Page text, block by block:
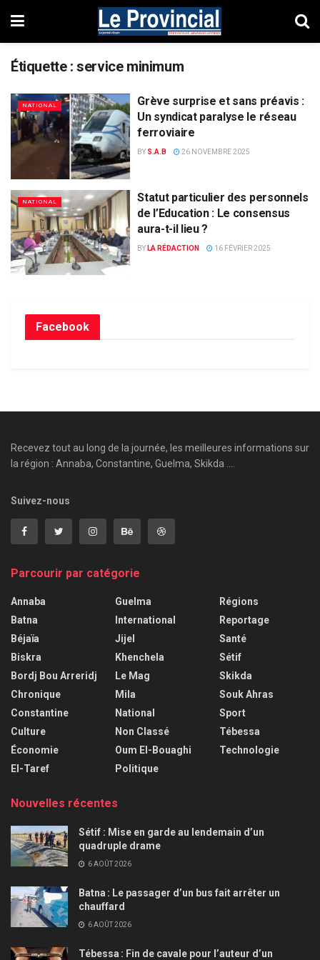
Étiquette :service minimum
NATIONAL
Grève surprise et sans préavis :
Un syndicat paralyse le réseau
ferroviaire
BY S.A.B 26 NOVEMBRE 2025
NATIONAL
Statut particulier des personnels
de l’Education : Le consensus
aura-t-il lieu ?
BY LA RÉDACTION 16 FÉVRIER 2025
Facebook
Recevez tout au long de la journée, les meilleures informations sur
la région : Annaba, Constantine, Guelma, Skikda ....
Suivez-nous
Parcourir par catégorie
Annaba
Batna
Béjaïa
Biskra
Bordj Bou Arreridj
Chronique
Constantine
Culture
Économie
El-Taref
Guelma
International
Jijel
Khenchela
Le Mag
Mila
National
Non Classé
Oum El-Bouaghi
Politique
Régions
Reportage
Santé
Sétif
Skikda
Souk Ahras
Sport
Tébessa
Technologie
Nouvelles récentes
Sétif : Mise en garde au lendemain d’un
quadruple drame
6 AOÛT 2026
Batna : Le passager d’un bus fait arrêter un
chauffard
6 AOÛT 2026
Tébessa : Fin de cavale pour l’auteur d’un